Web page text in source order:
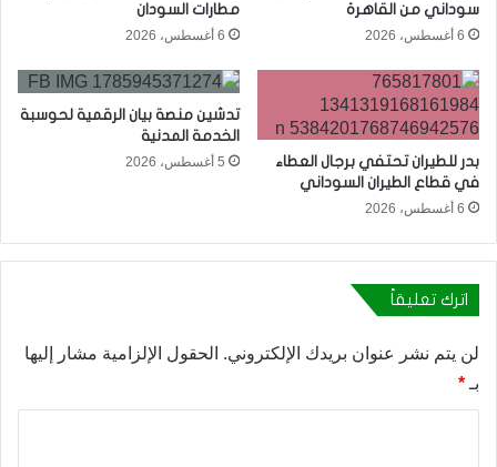
سوداني من القاهرة
6 أغسطس، 2026
مطارات السودان
6 أغسطس، 2026
بدر للطيران تحتفي برجال العطاء
في قطاع الطيران السوداني
6 أغسطس، 2026
تدشين منصة بيان الرقمية لحوسبة
الخدمة المدنية
5 أغسطس، 2026
اترك تعليقاً
لن يتم نشر عنوان بريدك الإلكتروني. الحقول الإلزامية مشار إليها
بـ *